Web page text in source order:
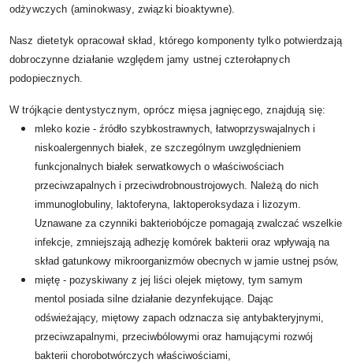
odżywczych (aminokwasy, związki bioaktywne).
Nasz dietetyk opracował skład, którego komponenty tylko potwierdzają
dobroczynne działanie względem jamy ustnej czterołapnych
podopiecznych.
W trójkącie dentystycznym, oprócz mięsa jagnięcego, znajdują się:
mleko kozie - źródło szybkostrawnych, łatwoprzyswajalnych i
niskoalergennych białek, ze szczególnym uwzględnieniem
funkcjonalnych białek serwatkowych o właściwościach
przeciwzapalnych i przeciwdrobnoustrojowych. Należą do nich
immunoglobuliny, laktoferyna, laktoperoksydaza i lizozym.
Uznawane za czynniki bakteriobójcze pomagają zwalczać wszelkie
infekcje, zmniejszają adhezję komórek bakterii oraz wpływają na
skład gatunkowy mikroorganizmów obecnych w jamie ustnej psów,
miętę - pozyskiwany z jej liści olejek miętowy, tym samym
mentol posiada silne działanie dezynfekujące. Dając
odświeżający, miętowy zapach odznacza się antybakteryjnymi,
przeciwzapalnymi, przeciwbólowymi oraz hamującymi rozwój
bakterii chorobotwórczych właściwościami,